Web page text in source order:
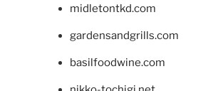
midletontkd.com
gardensandgrills.com
basilfoodwine.com